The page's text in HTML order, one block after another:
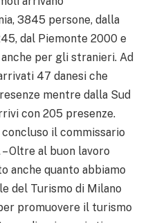
3845 persone, dalla
dal Piemonte 2000 e
per gli stranieri. Ad
47 danesi che
mentre dalla Sud
con 205 presenze.
concluso il commissario
Oltre al buon lavoro
anche quanto abbiamo
del Turismo di Milano
promuovere il turismo